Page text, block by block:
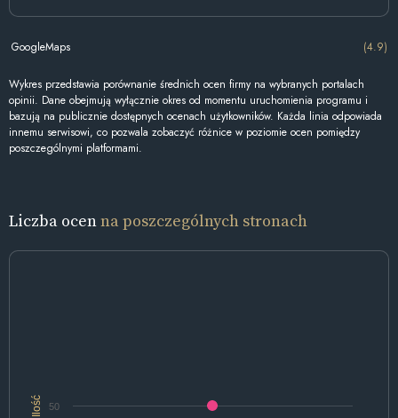
GoogleMaps (4.9)
Wykres przedstawia porównanie średnich ocen firmy na wybranych portalach
opinii. Dane obejmują wyłącznie okres od momentu uruchomienia programu i
bazują na publicznie dostępnych ocenach użytkowników. Każda linia odpowiada
innemu serwisowi, co pozwala zobaczyć różnice w poziomie ocen pomiędzy
poszczególnymi platformami.
Liczba ocenna poszczególnych stronach
Ilość 50